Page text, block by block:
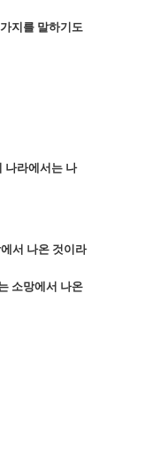
지를 말하기도
나라에서는 나
서 나온 것이라
소망에서 나온